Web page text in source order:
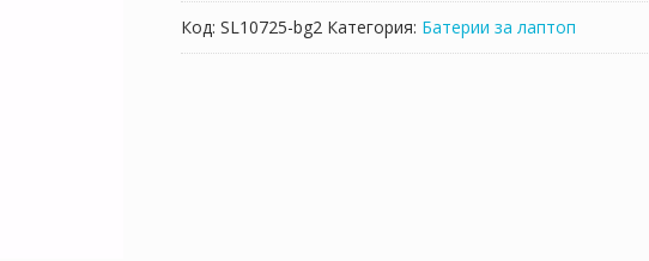
Код: SL10725-bg2 Категория: Батерии за лаптоп